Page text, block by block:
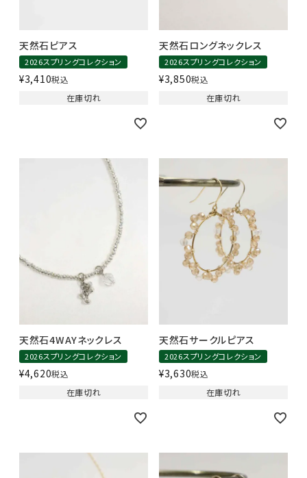
天然石ピアス
2026スプリングコレクション
¥3,410税込
在庫切れ
天然石ロングネックレス
2026スプリングコレクション
¥3,850税込
在庫切れ
天然石4WAYネックレス
2026スプリングコレクション
¥4,620税込
在庫切れ
天然石サークルピアス
2026スプリングコレクション
¥3,630税込
在庫切れ